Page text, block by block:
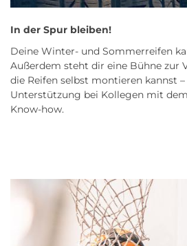
In der Spur bleiben!
Deine Winter- und Sommerreifen
Außerdem steht dir eine Bühne zur
die Reifen selbst montieren kannst
Unterstützung bei Kollegen mit
Know-how.